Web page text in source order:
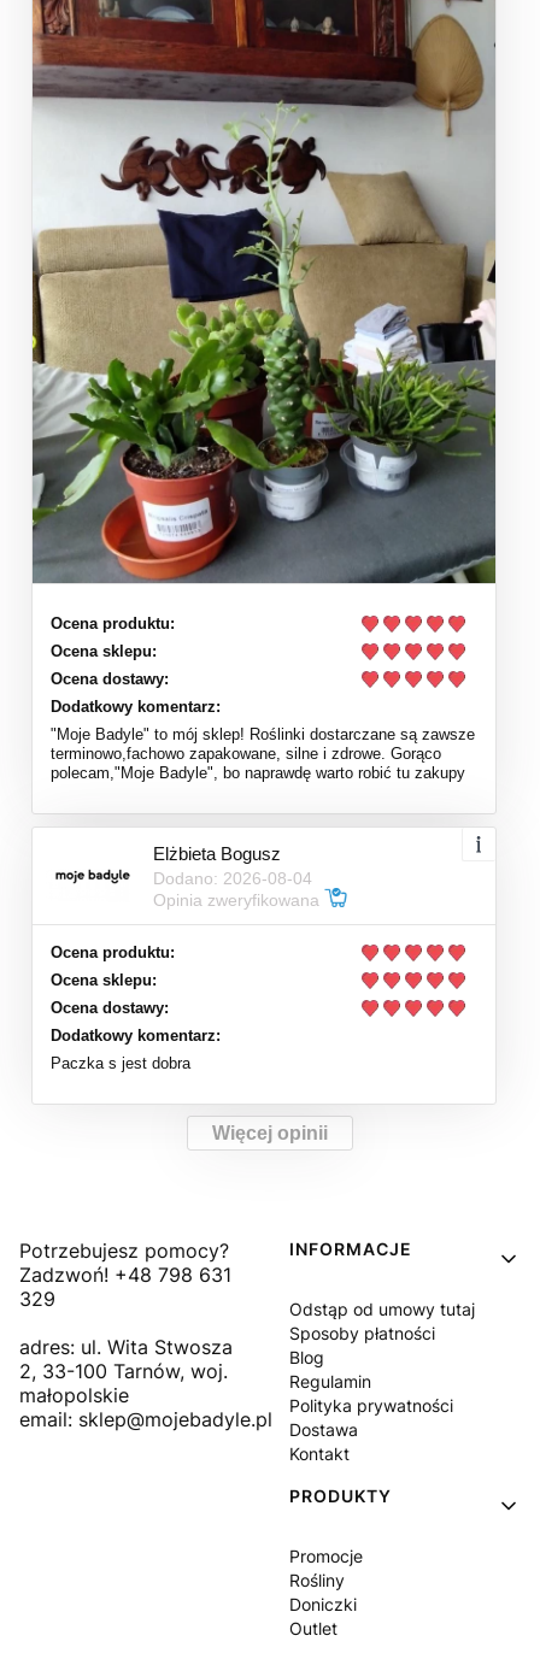
Ocena produktu:
Ocena sklepu:
Ocena dostawy:
Dodatkowy komentarz:
"Moje Badyle" to mój sklep! Roślinki dostarczane są zawsze
terminowo,fachowo zapakowane, silne i zdrowe. Gorąco
polecam,"Moje Badyle", bo naprawdę warto robić tu zakupy
Elżbieta Bogusz
Dodano: 2026-08-04
Opinia zweryfikowana
Ocena produktu:
Ocena sklepu:
Ocena dostawy:
Dodatkowy komentarz:
Paczka s jest dobra
Więcej opinii
Potrzebujesz pomocy?
Zadzwoń! +48 798 631
329
adres: ul. Wita Stwosza
2, 33-100 Tarnów, woj.
małopolskie
email: sklep@mojebadyle.pl
Linki w stopce
INFORMACJE
Odstąp od umowy tutaj
Sposoby płatności
Blog
Regulamin
Polityka prywatności
Dostawa
Kontakt
PRODUKTY
Promocje
Rośliny
Doniczki
Outlet